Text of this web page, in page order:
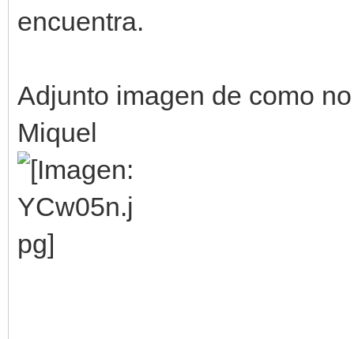
encuentra.
Adjunto imagen de como
Miquel